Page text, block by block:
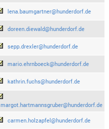
lena.baumgartner@hunderdorf.de
doreen.diewald@hunderdorf.de
sepp.drexler@hunderdorf.de
mario.ehrnboeck@hunderdorf.de
kathrin.fuchs@hunderdorf.de
margot.hartmannsgruber@hunderdorf.de
carmen.holzapfel@hunderdorf.de